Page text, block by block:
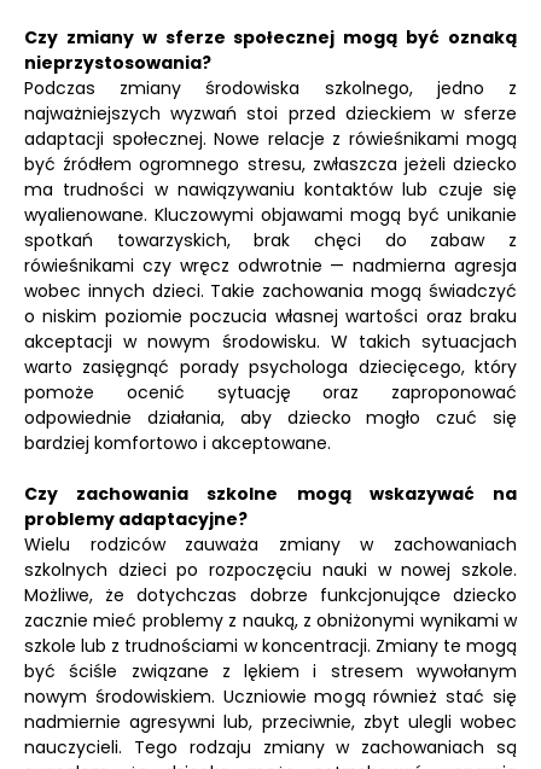
Czy zmiany w sferze społecznej mogą być oznaką
nieprzystosowania?
Podczas zmiany środowiska szkolnego, jedno z
najważniejszych wyzwań stoi przed dzieckiem w sferze
adaptacji społecznej. Nowe relacje z rówieśnikami mogą
być źródłem ogromnego stresu, zwłaszcza jeżeli dziecko
ma trudności w nawiązywaniu kontaktów lub czuje się
wyalienowane. Kluczowymi objawami mogą być unikanie
spotkań towarzyskich, brak chęci do zabaw z
rówieśnikami czy wręcz odwrotnie — nadmierna agresja
wobec innych dzieci. Takie zachowania mogą świadczyć
o niskim poziomie poczucia własnej wartości oraz braku
akceptacji w nowym środowisku. W takich sytuacjach
warto zasięgnąć porady psychologa dziecięcego, który
pomoże ocenić sytuację oraz zaproponować
odpowiednie działania, aby dziecko mogło czuć się
bardziej komfortowo i akceptowane.
Czy zachowania szkolne mogą wskazywać na
problemy adaptacyjne?
Wielu rodziców zauważa zmiany w zachowaniach
szkolnych dzieci po rozpoczęciu nauki w nowej szkole.
Możliwe, że dotychczas dobrze funkcjonujące dziecko
zacznie mieć problemy z nauką, z obniżonymi wynikami w
szkole lub z trudnościami w koncentracji. Zmiany te mogą
być ściśle związane z lękiem i stresem wywołanym
nowym środowiskiem. Uczniowie mogą również stać się
nadmiernie agresywni lub, przeciwnie, zbyt ulegli wobec
nauczycieli. Tego rodzaju zmiany w zachowaniach są